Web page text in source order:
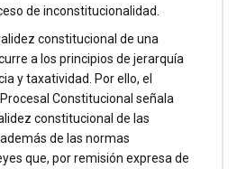
de inconstitucionalidad.
constitucional de una
a los principios de jerarquía
y taxatividad. Por ello, el
Constitucional señala
constitucional de las
de las normas
que, por remisión expresa de